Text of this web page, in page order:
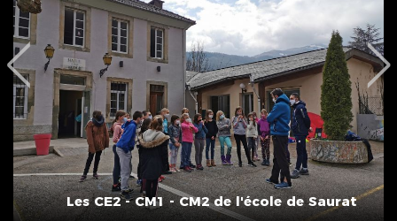
Les CE2 - CM1 - CM2 de l'école de Saurat